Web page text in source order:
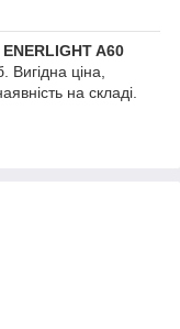
A60
Вигідна ціна,
на складі.